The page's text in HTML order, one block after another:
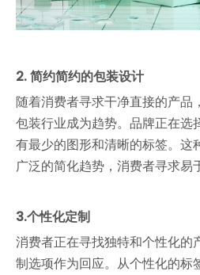
2. 简约简约的包装设计
随着消费者寻求干净直接的产品
包装行业成为趋势。品牌正在选
有最少的图形和清晰的标签。这
广泛的简化趋势，消费者寻求易
3.个性化定制
消费者正在寻找独特和个性化的
制选项作为回应。从个性化的标